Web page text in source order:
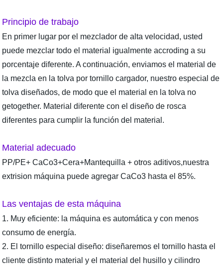
Principio de trabajo
En primer lugar por el mezclador de alta velocidad, usted
puede mezclar todo el material igualmente accroding a su
porcentaje diferente. A continuación, enviamos el material de
la mezcla en la tolva por tornillo cargador, nuestro especial de
tolva diseñados, de modo que el material en la tolva no
getogether. Material diferente con el diseño de rosca
diferentes para cumplir la función del material.
Material adecuado
PP/PE+ CaCo3+Cera+Mantequilla + otros aditivos,nuestra
extrision máquina puede agregar CaCo3 hasta el 85%.
Las ventajas de esta máquina
1. Muy eficiente: la máquina es automática y con menos
consumo de energía.
2. El tornillo especial diseño: diseñaremos el tornillo hasta el
cliente distinto material y el material del husillo y cilindro